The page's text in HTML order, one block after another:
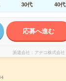
30代 40代
応募へ進む
派遣会社 アデコ株式会社